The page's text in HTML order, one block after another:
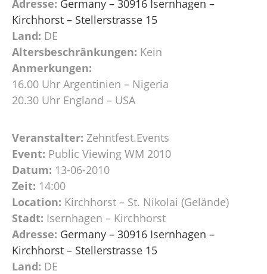
Adresse: Germany – 30916 Isernhagen –
Kirchhorst – Stellerstrasse 15
Land: DE
Altersbeschränkungen: Kein
Anmerkungen:
16.00 Uhr Argentinien – Nigeria
20.30 Uhr England – USA
Veranstalter: Zehntfest.Events
Event: Public Viewing WM 2010
Datum: 13-06-2010
Zeit: 14:00
Location: Kirchhorst – St. Nikolai (Gelände)
Stadt: Isernhagen – Kirchhorst
Adresse: Germany – 30916 Isernhagen –
Kirchhorst – Stellerstrasse 15
Land: DE